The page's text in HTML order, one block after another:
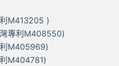
M413205 )
專利M408550)
M405969)
M404781)